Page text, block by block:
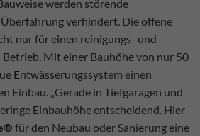
werden störende
verhindert. Die offene
nur für einen reinigungs- und
Mit einer Bauhöhe von nur 50
Entwässerungssystem einen
Einbau. „Gerade in Tiefgaragen und
Einbauhöhe entscheidend. Hier
für den Neubau oder Sanierung eine